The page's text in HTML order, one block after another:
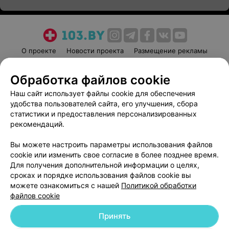
О проекте Новости проекта
Размещение рекламы
Пользовательское соглашение
Способы оплаты
Вакансии
Партнеры
Написать руководителю 103.by
Обработка персональных данных
© 2026 ООО «Артокс Лаб», УНП 191700409 | 220012, Республика Беларусь,
Обработка файлов cookie
Наш сайт использует файлы cookie для обеспечения
удобства пользователей сайта, его улучшения, сбора
статистики и предоставления персонализированных
рекомендаций.
Вы можете настроить параметры использования файлов
cookie или изменить свое согласие в более позднее время.
Для получения дополнительной информации о целях,
сроках и порядке использования файлов cookie вы
можете ознакомиться с нашей Политикой обработки
файлов cookie
Принять